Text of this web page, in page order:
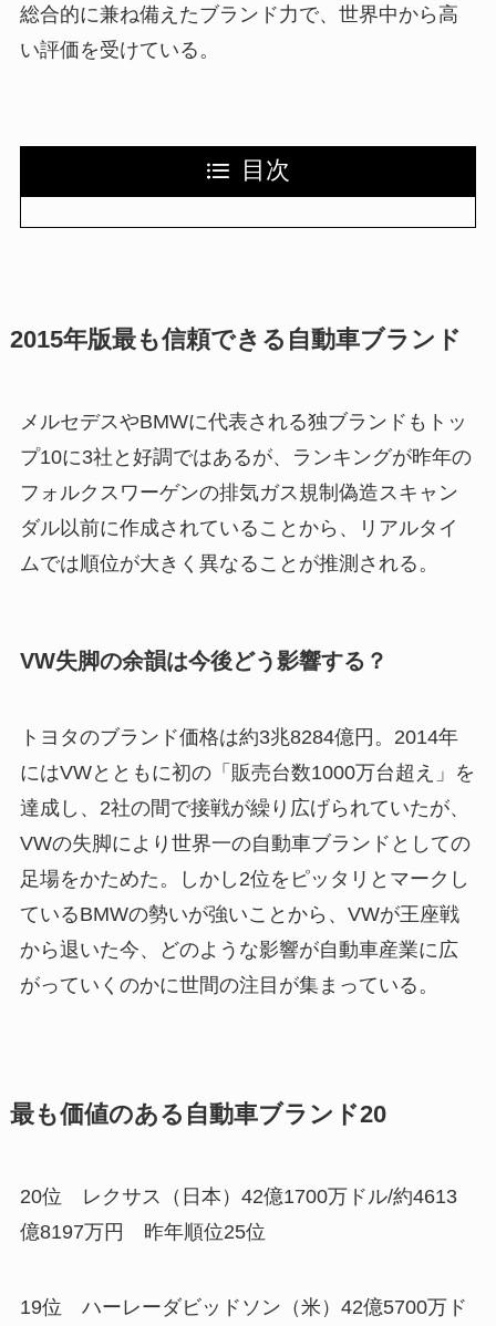
総合的に兼ね備えたブランド力で、世界中から高
い評価を受けている。
目次
2015年版最も信頼できる自動車ブランド
メルセデスやBMWに代表される独ブランドもトッ
プ10に3社と好調ではあるが、ランキングが昨年の
フォルクスワーゲンの排気ガス規制偽造スキャン
ダル以前に作成されていることから、リアルタイ
ムでは順位が大きく異なることが推測される。
VW失脚の余韻は今後どう影響する？
トヨタのブランド価格は約3兆8284億円。2014年
にはVWとともに初の「販売台数1000万台超え」を
達成し、2社の間で接戦が繰り広げられていたが、
VWの失脚により世界一の自動車ブランドとしての
足場をかためた。しかし2位をピッタリとマークし
ているBMWの勢いが強いことから、VWが王座戦
から退いた今、どのような影響が自動車産業に広
がっていくのかに世間の注目が集まっている。
最も価値のある自動車ブランド20
20位 レクサス（日本）42億1700万ドル/約4613
億8197万円 昨年順位25位
19位 ハーレーダビッドソン（米）42億5700万ド